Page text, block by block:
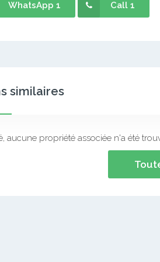
WhatsApp 1 Call 1
similaires
aucune propriété associée n'a été